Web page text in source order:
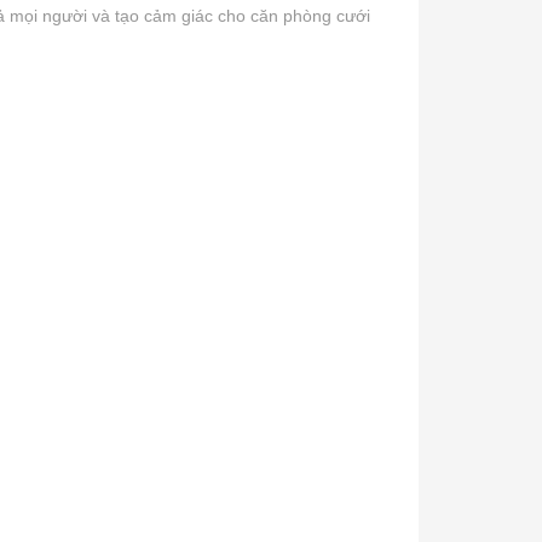
người và tạo cảm giác cho căn phòng cưới